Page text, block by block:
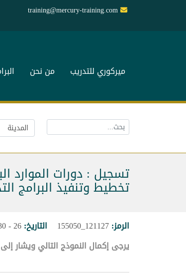
training@mercury-training.com
ميركوري للتدريب من نحن
تسجيل : دورات الموارد
تخطيط وتنفيذ البرامج
الرمز: التاريخ:
يرجى إكمال النموذج التالي ويشار